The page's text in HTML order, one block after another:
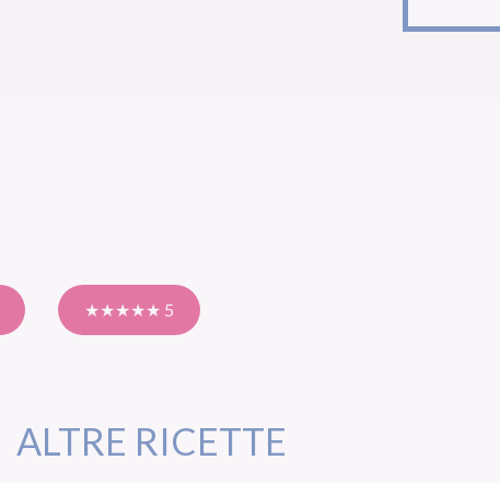
★★★★★ 5
ALTRE RICETTE